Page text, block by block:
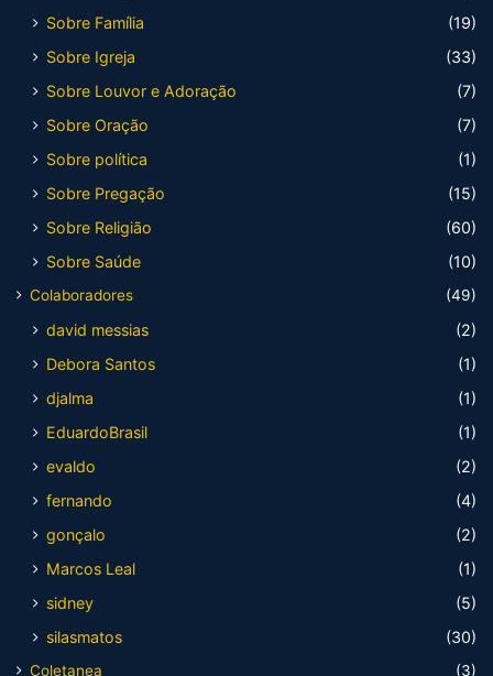
Sobre Família
(19)
Sobre Igreja
(33)
Sobre Louvor e Adoração
(7)
Sobre Oração
(7)
Sobre política
(1)
Sobre Pregação
(15)
Sobre Religião
(60)
Sobre Saúde
(10)
Colaboradores (49)
david messias
(2)
Debora Santos
(1)
djalma
(1)
EduardoBrasil
(1)
evaldo
(2)
fernando
(4)
gonçalo
(2)
Marcos Leal
(1)
sidney
(5)
silasmatos
(30)
Coletanea
(3)